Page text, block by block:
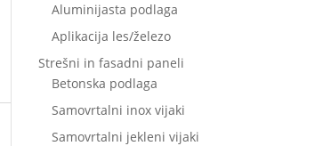
Aluminijasta podlaga
Aplikacija les/železo
Strešni in fasadni paneli
Betonska podlaga
Samovrtalni inox vijaki
Samovrtalni jekleni vijaki